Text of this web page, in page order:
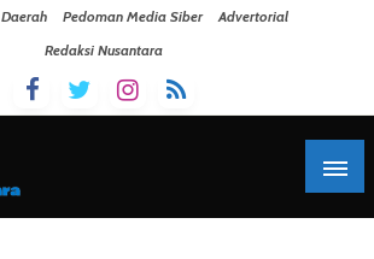
Daerah Pedoman Media Siber
Advertorial
Redaksi Nusantara